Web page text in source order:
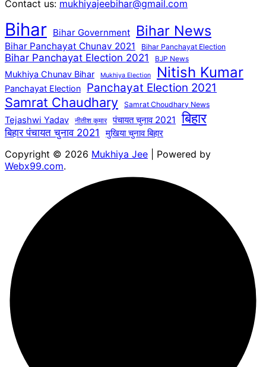
Contact us: mukhiyajeebihar@gmail.com
Bihar Bihar Government Bihar News
Bihar Panchayat Chunav 2021 Bihar Panchayat Election
Bihar Panchayat Election 2021 BJP News
Mukhiya Chunav Bihar Mukhiya Election Nitish Kumar
Panchayat Election Panchayat Election 2021
Samrat Chaudhary Samrat Choudhary News
Tejashwi Yadav नीतीश कुमार पंचायत चुनाव 2021 बिहार
बिहार पंचायत चुनाव 2021 मुखिया चुनाव बिहार
Copyright © 2026 Mukhiya Jee | Powered by
Webx99.com.